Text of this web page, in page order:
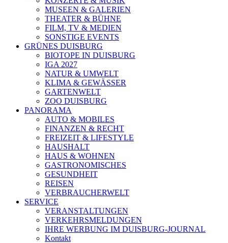
MUSEEN & GALERIEN
THEATER & BÜHNE
FILM, TV & MEDIEN
SONSTIGE EVENTS
GRÜNES DUISBURG
BIOTOPE IN DUISBURG
IGA 2027
NATUR & UMWELT
KLIMA & GEWÄSSER
GARTENWELT
ZOO DUISBURG
PANORAMA
AUTO & MOBILES
FINANZEN & RECHT
FREIZEIT & LIFESTYLE
HAUSHALT
HAUS & WOHNEN
GASTRONOMISCHES
GESUNDHEIT
REISEN
VERBRAUCHERWELT
SERVICE
VERANSTALTUNGEN
VERKEHRSMELDUNGEN
IHRE WERBUNG IM DUISBURG-JOURNAL
Kontakt